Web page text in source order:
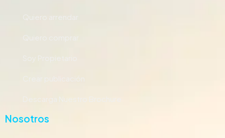
Quiero arrendar
Quiero comprar
Soy Propietario
Crear publicación
Descarga Nuestro Brochure
Nosotros